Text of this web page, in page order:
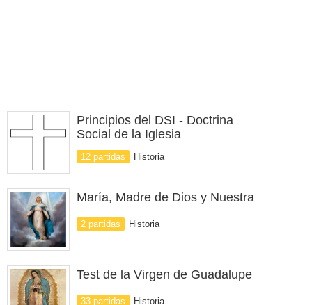
Principios del DSI - Doctrina
Social de la Iglesia
12 partidas Historia
María, Madre de Dios y Nuestra
2 partidas Historia
Test de la Virgen de Guadalupe
33 partidas Historia